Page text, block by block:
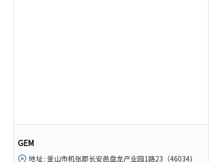
GEM
地址 : 釜山市机张郡长安邑盘龙产业园1路23（46034)